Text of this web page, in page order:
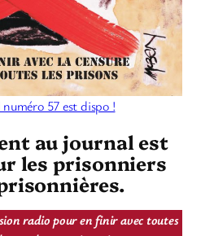
57 est dispo !
au journal est
les prisonniers
radio pour en finir avec toutes